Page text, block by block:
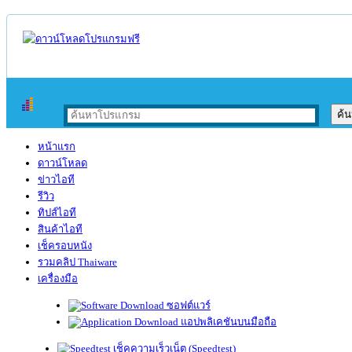
หน้าแรก
ดาวน์โหลด
ข่าวไอที
รีวิว
ทิปส์ไอที
สินค้าไอที
เช็ครอบหนัง
รวมคลิป Thaiware
เครื่องมือ
ซอฟต์แวร์
แอปพลิเคชันบนมือถือ
เช็คความเร็วเน็ต (Speedtest)